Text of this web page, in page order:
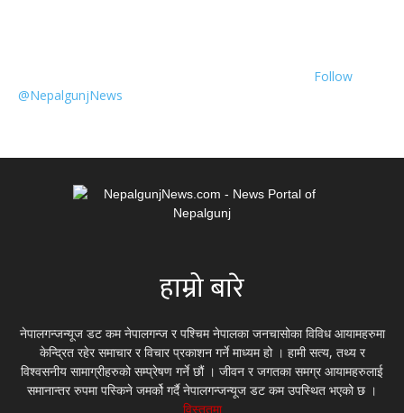
Follow
@NepalgunjNews
हाम्रो बारे
नेपालगन्जन्यूज डट कम नेपालगन्ज र पश्चिम नेपालका जनचासोका विविध आयामहरुमा
केन्द्रित रहेर समाचार र विचार प्रकाशन गर्ने माध्यम हो । हामी सत्य, तथ्य र
विश्वसनीय सामाग्रीहरुको सम्प्रेषण गर्ने छौं । जीवन र जगतका समग्र आयामहरुलाई
समानान्तर रुपमा पस्किने जमर्को गर्दै नेपालगन्जन्यूज डट कम उपस्थित भएको छ ।
विस्तृतमा